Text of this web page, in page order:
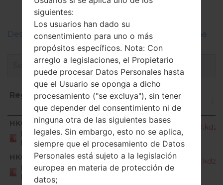
akaLG X cam
Descripciones de regiones firmwares de LG Phone
Región Nombre de archivo
Región Nombre de archivo
HKG
HONG
KONG
K580Y10c_00_OPEN_HK_DS_OP_0620.kdz
HKG
HONG
KONG
K580Y10e_00_OPEN_HK_DS_OP_1205.kdz
siguientes:
Los usuarios han dado su
consentimiento para uno o más
propósitos específicos. Nota: Con
arreglo a legislaciones, el Propietario
puede procesar Datos Personales hasta
que el Usuario se oponga a dicho
procesamiento ("se excluya"), sin tener
que depender del consentimiento ni de
ninguna otra de las siguientes bases
legales. Sin embargo, esto no se aplica,
siempre que el procesamiento de Datos
Personales está sujeto a la legislación
europea en materia de protección de
datos;